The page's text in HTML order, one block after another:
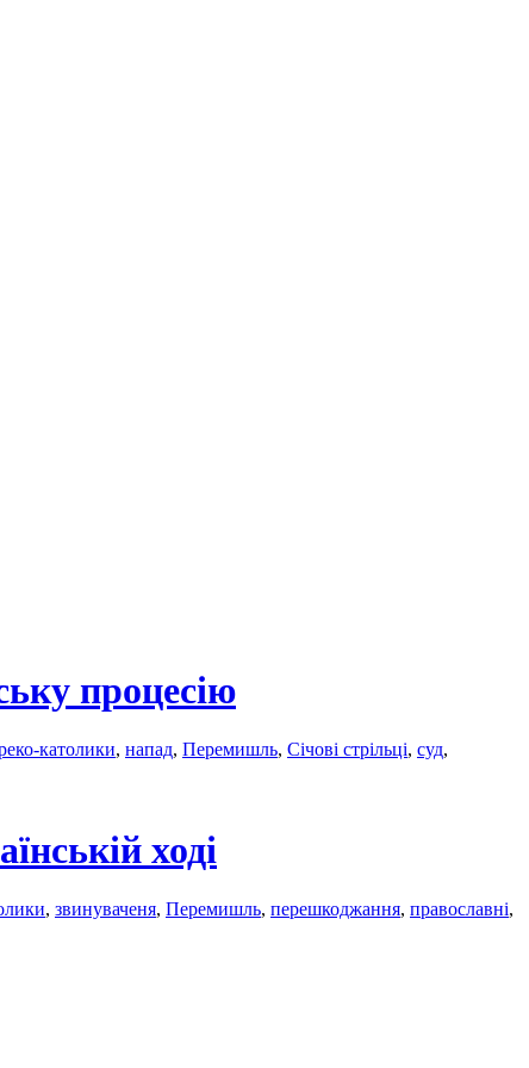
процесію
католики, напад, Перемишль, Січові стрільці, суд,
ході
, звинуваченя, Перемишль, перешкоджання, православні,